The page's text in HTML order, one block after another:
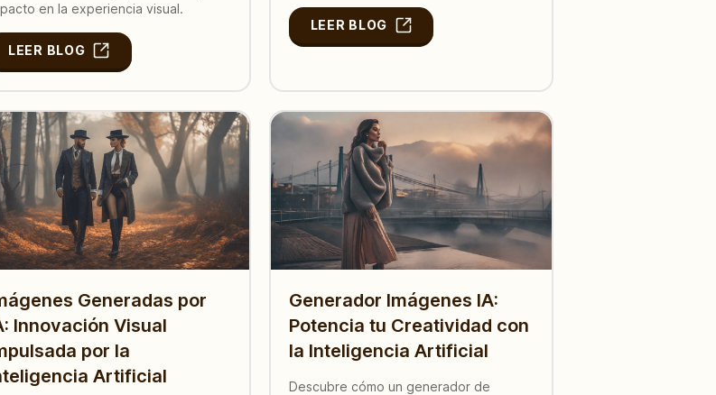
en la experiencia visual.
LEER BLOG
LEER BLOG
Generadas por
Innovación Visual
por la
Artificial
Generador Imágenes IA:
Potencia tu Creatividad con
la Inteligencia Artificial
Descubre cómo un generador de